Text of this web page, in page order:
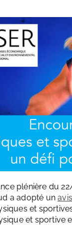
plénière du
a adopté unavis
et
et